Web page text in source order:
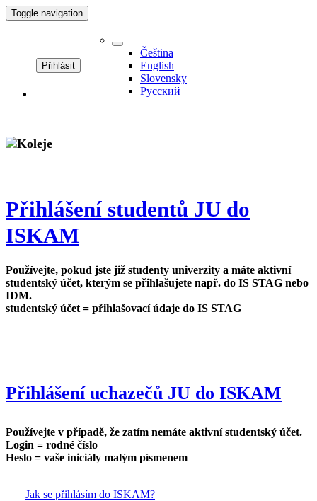
Toggle navigation
Čeština
English
Slovensky
Pусский
Přihlášení studentů JU do
ISKAM
Používejte, pokud jste již studenty univerzity a máte aktivní
studentský účet, kterým se přihlašujete např. do IS STAG nebo
IDM.
studentský účet = přihlašovací údaje do IS STAG
Přihlášení uchazečů JU do ISKAM
Používejte v případě, že zatím nemáte aktivní studentský účet.
Login = rodné číslo
Heslo = vaše iniciály malým písmenem
Jak se přihlásím do ISKAM?